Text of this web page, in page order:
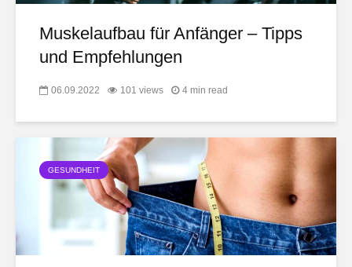
Muskelaufbau für Anfänger – Tipps
und Empfehlungen
06.09.2022 101 views 4 min read
GESUNDHEIT